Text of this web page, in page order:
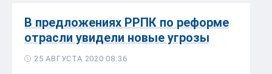
В предложениях РРПК по реформе
отрасли увидели новые угрозы
25 АВГУСТА 2020 08:36